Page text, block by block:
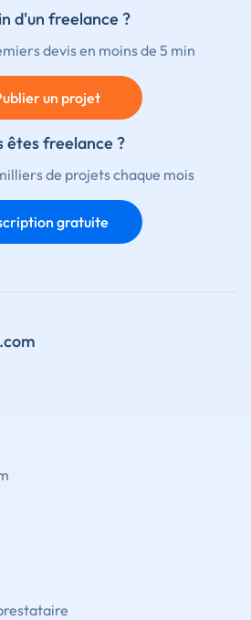
d'un freelance ?
devis en moins de 5 min
un projet
êtes freelance ?
de projets chaque mois
gratuite